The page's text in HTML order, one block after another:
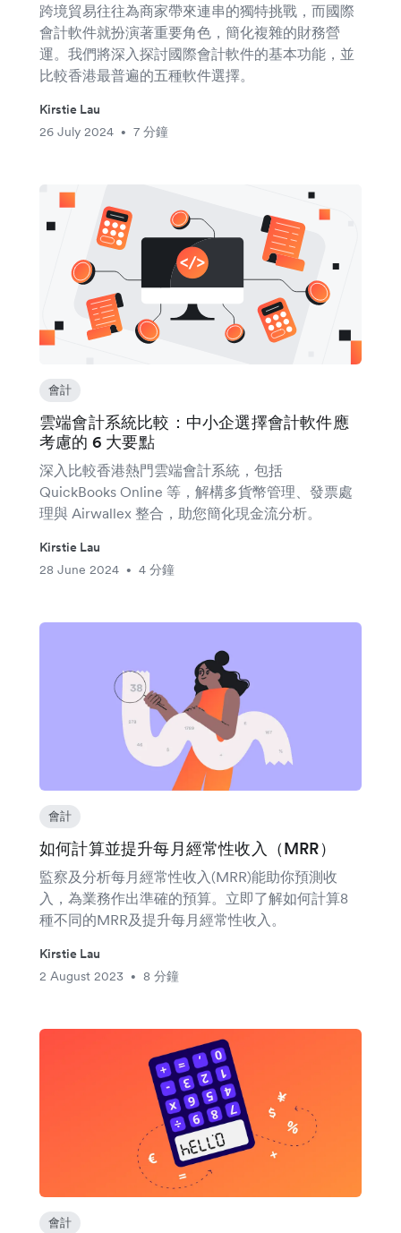
跨境貿易往往為商家帶來連串的獨特挑戰，而國際
會計軟件就扮演著重要角色，簡化複雜的財務營
運。我們將深入探討國際會計軟件的基本功能，並
比較香港最普遍的五種軟件選擇。
Kirstie Lau
26 July 2024
• 7 分鐘
會計
雲端會計系統比較：中小企選擇會計軟件應
考慮的 6 大要點
深入比較香港熱門雲端會計系統，包括
QuickBooks Online 等，解構多貨幣管理、發票處
理與 Airwallex 整合，助您簡化現金流分析。
Kirstie Lau
28 June 2024
• 4 分鐘
會計
如何計算並提升每月經常性收入（MRR）
監察及分析每月經常性收入(MRR)能助你預測收
入，為業務作出準確的預算。立即了解如何計算8
種不同的MRR及提升每月經常性收入。
Kirstie Lau
2 August 2023
• 8 分鐘
會計